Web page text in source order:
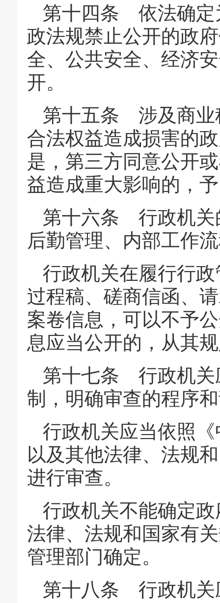
第十四条 依法确定
政法规禁止公开的政
全、公共安全、经济
开。
第十五条 涉及商业
合法权益造成损害的
是，第三方同意公开
益造成重大影响的，
第十六条 行政机关
后勤管理、内部工作
行政机关在履行行
过程稿、磋商信函、
案卷信息，可以不予
息应当公开的，从其
第十七条 行政机关
制，明确审查的程序
行政机关应当依照
以及其他法律、法规
进行审查。
行政机关不能确定
法律、法规和国家有
管理部门确定。
第十八条 行政机关